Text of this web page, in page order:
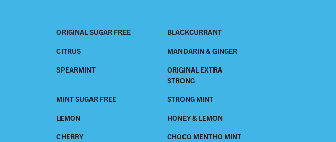
ORIGINAL SUGAR FREE BLACKCURRANT
CITRUS MANDARIN & GINGER
SPEARMINT
ORIGINAL EXTRA
STRONG
MINT SUGAR FREE STRONG MINT
LEMON HONEY & LEMON
CHERRY CHOCO MENTHO MINT